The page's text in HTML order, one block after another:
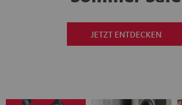
JETZT ENTDECKEN